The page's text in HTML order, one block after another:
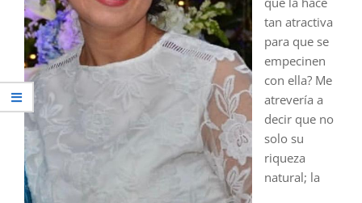
tan atractiva
para que se
empecinen
con ella? Me
atrevería a
decir que no
solo su
riqueza
natural; la